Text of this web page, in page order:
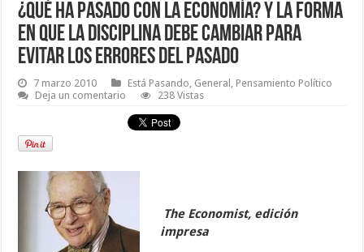
¿Qué ha pasado con la economía? y la forma
en que la disciplina debe cambiar para
evitar los errores del pasado
7 marzo 2010 Está Pasando, General , Pensamiento Político
Deja un comentario
238 Vistas
The Economist, edición
impresa